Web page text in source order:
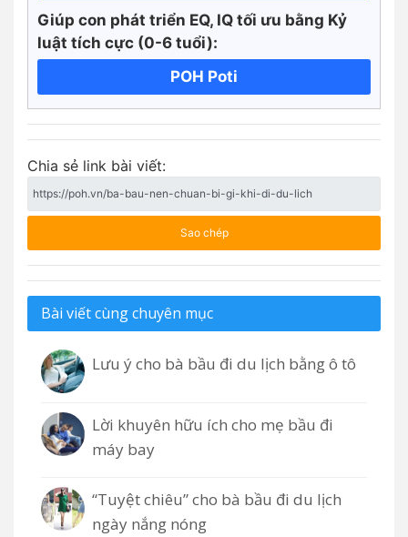
Giúp con phát triển EQ, IQ tối ưu bằng Kỷ
luật tích cực (0-6 tuổi):
POH Poti
Chia sẻ link bài viết:
Sao chép
Bài viết cùng chuyên mục
Lưu ý cho bà bầu đi du lịch bằng ô tô
Lời khuyên hữu ích cho mẹ bầu đi
máy bay
“Tuyệt chiêu” cho bà bầu đi du lịch
ngày nắng nóng